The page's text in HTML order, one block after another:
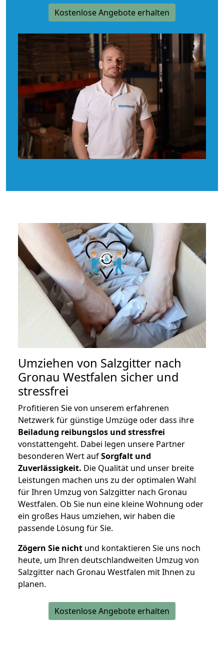
Kostenlose Angebote erhalten
Umziehen von Salzgitter nach
Gronau Westfalen sicher und
stressfrei
Profitieren Sie von unserem erfahrenen
Netzwerk für günstige Umzüge oder dass ihre
Beiladung reibungslos und stressfrei
vonstattengeht. Dabei legen unsere Partner
besonderen Wert aufSorgfalt und
Zuverlässigkeit. Die Qualität und unser breite
Leistungen machen uns zu der optimalen Wahl
für Ihren Umzug von Salzgitter nach Gronau
Westfalen. Ob Sie nun eine kleine Wohnung oder
ein großes Haus umziehen, wir haben die
passende Lösung für Sie.
Zögern Sie nicht und kontaktieren Sie uns noch
heute, um Ihren deutschlandweiten Umzug von
Salzgitter nach Gronau Westfalen mit Ihnen zu
planen.
Kostenlose Angebote erhalten